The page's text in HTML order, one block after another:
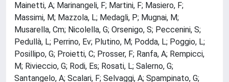
Mainetti, A; Marinangeli, F; Martini, F; Masiero, F;
Massimi, M; Mazzola, L; Medagli, P; Mugnai, M;
Musarella, Cm; Nicolella, G; Orsenigo, S; Peccenini, S;
Pedullà, L; Perrino, Ev; Plutino, M; Podda, L; Poggio, L;
Posillipo, G; Proietti, C; Prosser, F; Ranfa, A; Rempicci,
M; Rivieccio, G; Rodi, Es; Rosati, L; Salerno, G;
Santangelo, A; Scalari, F; Selvaggi, A; Spampinato, G;